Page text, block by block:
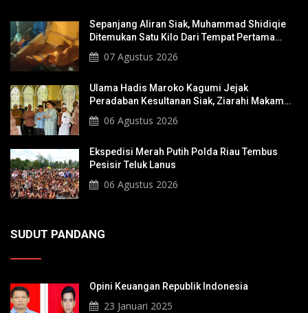
Sepanjang Aliran Siak, Muhammad Shidiqie
Ditemukan Satu Kilo Dari Tempat Pertama
Tenggelam
07 Agustus 2026
Ulama Hadis Maroko Kagumi Jejak
Peradaban Kesultanan Siak, Ziarahi Makam
Sultan Hingga Pendiri Pekanbaru
06 Agustus 2026
Ekspedisi Merah Putih Polda Riau Tembus
Pesisir Teluk Lanus
06 Agustus 2026
SUDUT PANDANG
Opini Keuangan Republik Indonesia
23 Januari 2025